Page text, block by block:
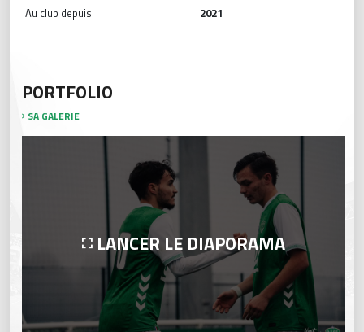
Au club depuis
2021
PORTFOLIO
SA GALERIE
LANCER LE DIAPORAMA